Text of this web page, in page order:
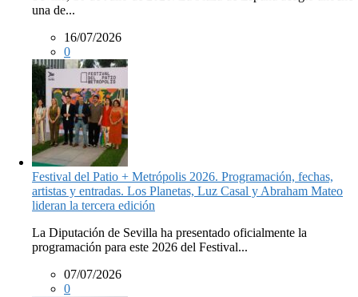
una de...
16/07/2026
0
Festival del Patio + Metrópolis 2026. Programación, fechas,
artistas y entradas. Los Planetas, Luz Casal y Abraham Mateo
lideran la tercera edición
La Diputación de Sevilla ha presentado oficialmente la
programación para este 2026 del Festival...
07/07/2026
0